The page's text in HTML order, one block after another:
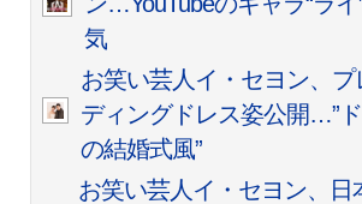
気
お笑い芸人イ・セヨン、プ
ディングドレス姿公開…”
の結婚式風”
お笑い芸人イ・セヨン、日